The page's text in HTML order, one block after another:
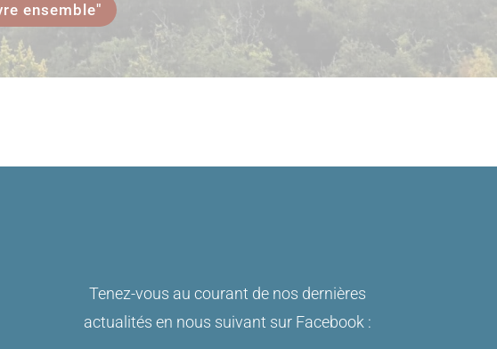
ensemble"
Tenez-vous au courant de nos dernières
actualités en nous suivant sur Facebook :